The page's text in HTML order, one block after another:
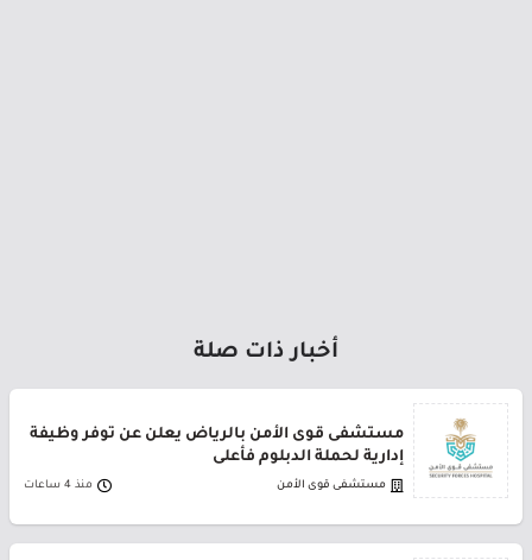
أخبار ذات صلة
مستشفى قوى الأمن بالرياض يعلن عن توفر وظيفة
إدارية لحملة الدبلوم فأعلى
مستشفى قوى الأمن منذ 4 ساعات